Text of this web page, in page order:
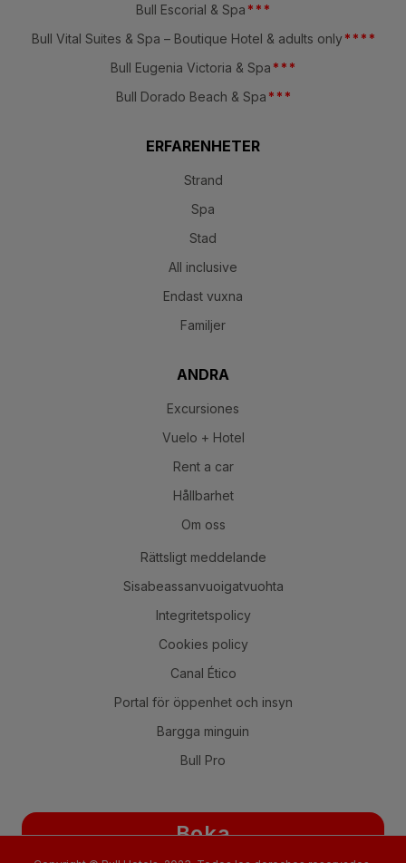
Boka
Bull Escorial & Spa * * *
Bull Vital Suites & Spa – Boutique Hotel & adults only * * * *
Bull Eugenia Victoria & Spa * * *
Bull Dorado Beach & Spa * * *
ERFARENHETER
Strand
Spa
Stad
All inclusive
Endast vuxna
Familjer
ANDRA
Excursiones
Vuelo + Hotel
Rent a car
Hållbarhet
Om oss
Rättsligt meddelande
Sisabeassanvuoigatvuohta
Integritetspolicy
Cookies policy
Canal Ético
Portal för öppenhet och insyn
Bargga minguin
Bull Pro